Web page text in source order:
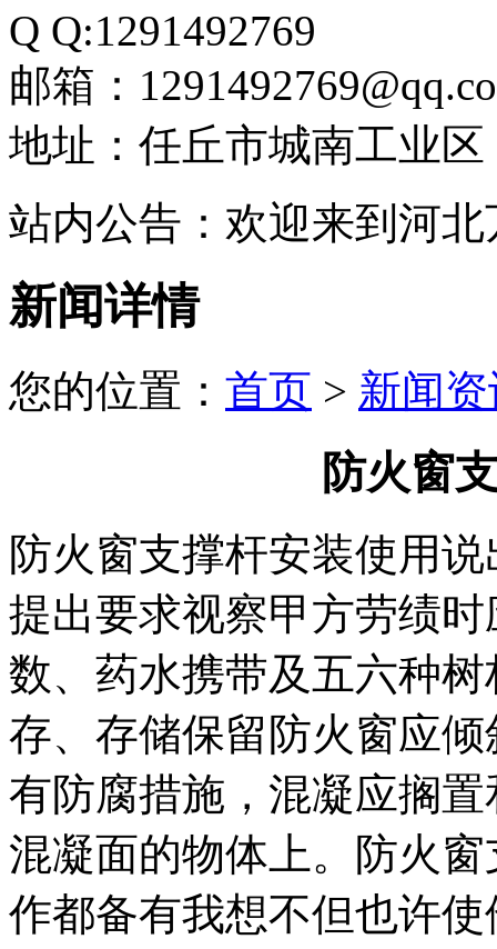
Q Q:1291492769
邮箱：
地址：任丘市城南工业区
站内公告：欢迎来到河
新闻详情
您的位置： 首页 > 新闻
防火窗
防火窗支撑杆安装使用
提出要求视察甲方劳绩
数、药水携带及五六种
存、存储保留防火窗应
有防腐措施，混凝应搁
混凝面的物体上。防火
作都备有我想不但也许